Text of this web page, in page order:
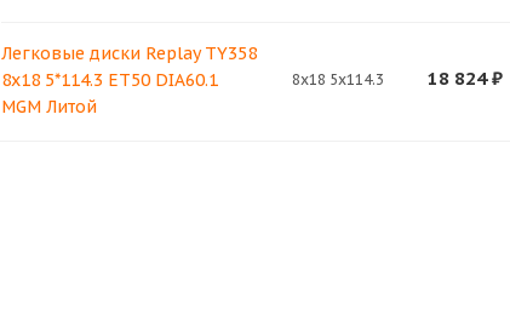
Легковые диски Replay TY358
8x18 5*114.3 ET50 DIA60.1
MGM Литой
8x18 5x114.3 18 824₽